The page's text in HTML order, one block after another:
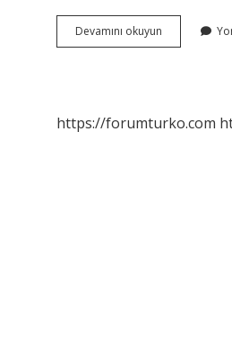
Devamını okuyun Eşzamanlılık
Ilkesi
https://forumturko.com